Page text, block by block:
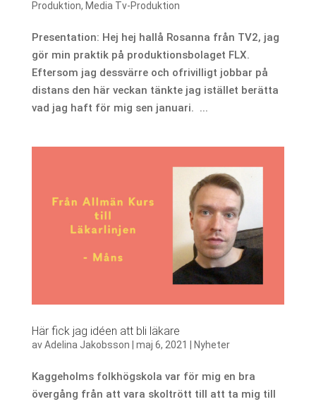
Produktion, Media Tv-Produktion
Presentation: Hej hej hallå Rosanna från TV2, jag
gör min praktik på produktionsbolaget FLX.
Eftersom jag dessvärre och ofrivilligt jobbar på
distans den här veckan tänkte jag istället berätta
vad jag haft för mig sen januari. ...
Här fick jag idéen att bli läkare
avAdelina Jakobsson maj 6, 2021 Nyheter
Kaggeholms folkhögskola var för mig en bra
övergång från att vara skoltrött till att ta mig till